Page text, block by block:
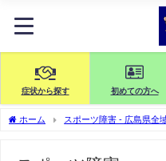
症状から探す 初めての方へ
ホーム
スポーツ障害 - 広島県全